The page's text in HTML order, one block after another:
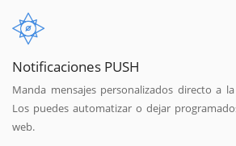
Notificaciones PUSH
Manda mensajes personalizados directo a
Los puedes automatizar o dejar
web.